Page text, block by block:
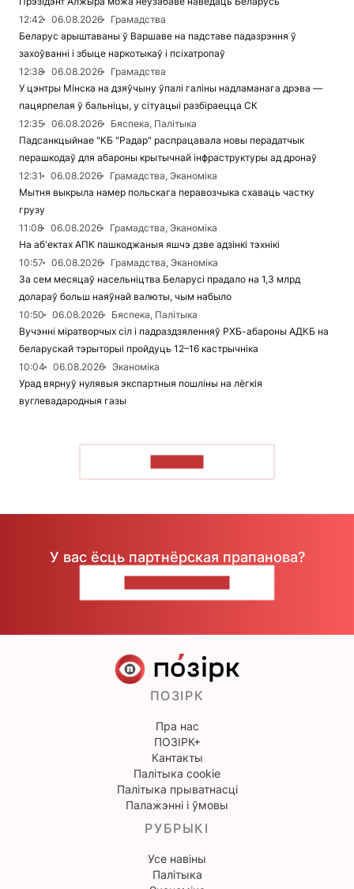
12:42
06.08.2026
Грамадства
Беларус арыштаваны ў Варшаве на падставе падазрэння ў
захоўванні і збыце наркотыкаў і псіхатропаў
12:38
06.08.2026
Грамадства
У цэнтры Мінска на дзяўчыну ўпалі галіны надламанага дрэва —
пацярпелая ў бальніцы, у сітуацыі разбіраецца СК
12:35
06.08.2026
Бяспека, Палітыка
Падсанкцыйнае "КБ "Радар" распрацавала новы перадатчык
перашкодаў для абароны крытычнай інфраструктуры ад дронаў
12:31
06.08.2026
Грамадства, Эканоміка
Мытня выкрыла намер польскага перавозчыка схаваць частку
грузу
11:08
06.08.2026
Грамадства, Эканоміка
На аб'ектах АПК пашкоджаныя яшчэ дзве адзінкі тэхнікі
10:57
06.08.2026
Грамадства, Эканоміка
За сем месяцаў насельніцтва Беларусі прадало на 1,3 млрд
долараў больш наяўнай валюты, чым набыло
10:50
06.08.2026
Бяспека, Палітыка
Вучэнні міратворчых сіл і падраздзяленняў РХБ-абароны АДКБ на
беларускай тэрыторыі пройдуць 12–16 кастрычніка
10:04
06.08.2026
Эканоміка
Урад вярнуў нулявыя экспартныя пошліны на лёгкія
вуглевадародныя газы
У вас ёсць партнёрская прапанова?
ПОЗІРК
Пра нас
ПОЗІРК+
Кантакты
Палітыка cookie
Палітыка прыватнасці
Палажэнні і ўмовы
РУБРЫКІ
Усе навіны
Палітыка